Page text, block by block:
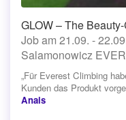
GLOW – The
Job am 21.09. -
Salamonowicz
„Für Everest Climbing
Kunden das Produkt
Anais